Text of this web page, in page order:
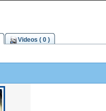
Videos ( 0 )